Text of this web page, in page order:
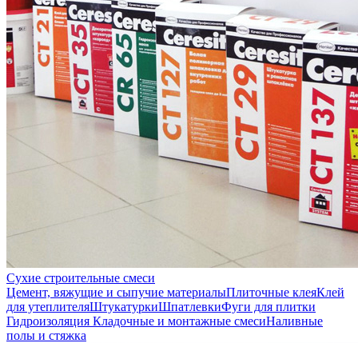
Сухие строительные смеси
Цемент, вяжущие и сыпучие материалыПлиточные клеяКлей
для утеплителяШтукатуркиШпатлевкиФуги для плитки
Гидроизоляция Кладочные и монтажные смесиНаливные
полы и стяжка